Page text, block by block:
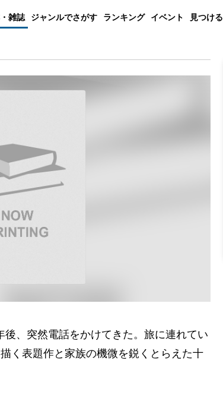
雑誌 ジャンルでさがす ランキング イベント 見つける
、突然電話をかけてきた。旅に連れてい
く表題作と家族の機微を鋭くとらえた十